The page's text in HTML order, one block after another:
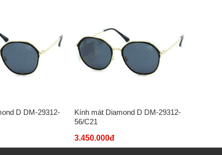
D DM-29312-
Kính mát Diamond D DM-29312-
56/C21
3.450.000đ